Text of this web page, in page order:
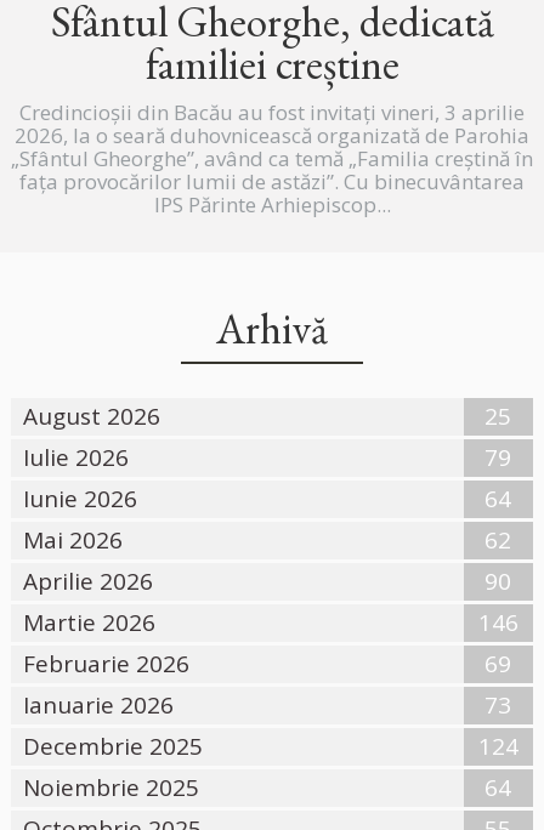
Sfântul Gheorghe, dedicată
familiei creștine
Credincioșii din Bacău au fost invitați vineri, 3 aprilie
2026, la o seară duhovnicească organizată de Parohia
„Sfântul Gheorghe”, având ca temă „Familia creștină în
fața provocărilor lumii de astăzi”. Cu binecuvântarea
IPS Părinte Arhiepiscop...
Arhivă
August 2026
25
Iulie 2026
79
Iunie 2026
64
Mai 2026
62
Aprilie 2026
90
Martie 2026
146
Februarie 2026
69
Ianuarie 2026
73
Decembrie 2025
124
Noiembrie 2025
64